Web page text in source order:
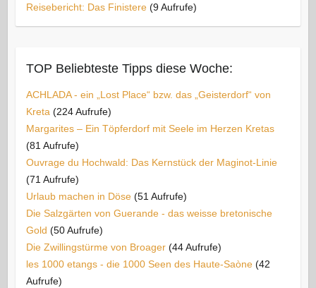
Reisebericht: Das Finistere (9 Aufrufe)
TOP Beliebteste Tipps diese Woche:
ACHLADA - ein „Lost Place“ bzw. das „Geisterdorf“ von
Kreta (224 Aufrufe)
Margarites – Ein Töpferdorf mit Seele im Herzen Kretas
(81 Aufrufe)
Ouvrage du Hochwald: Das Kernstück der Maginot-Linie
(71 Aufrufe)
Urlaub machen in Döse (51 Aufrufe)
Die Salzgärten von Guerande - das weisse bretonische
Gold (50 Aufrufe)
Die Zwillingstürme von Broager (44 Aufrufe)
les 1000 etangs - die 1000 Seen des Haute-Saòne (42
Aufrufe)